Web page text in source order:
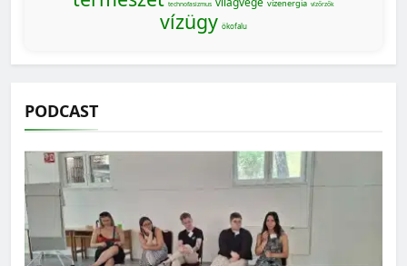
technofasizmus vízenergia vízőrzők
vízügy ökofalu
PODCAST